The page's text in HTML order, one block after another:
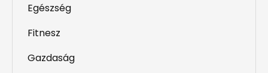
Egészség
Fitnesz
Gazdaság